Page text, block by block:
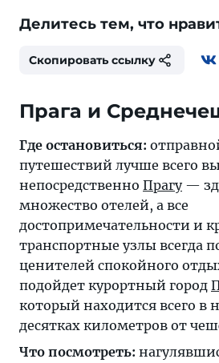
Делитесь тем, что
Скопировать ссылку
Прага и
Где остановиться:
путешествий лучше всего
непосредственно Прагу—
множество отелей, а все
достопримечательности и
транспортные узлы всегда
ценителей спокойного
подойдет курортный город
который находится всего в
десятках километров от
Что посмотреть: